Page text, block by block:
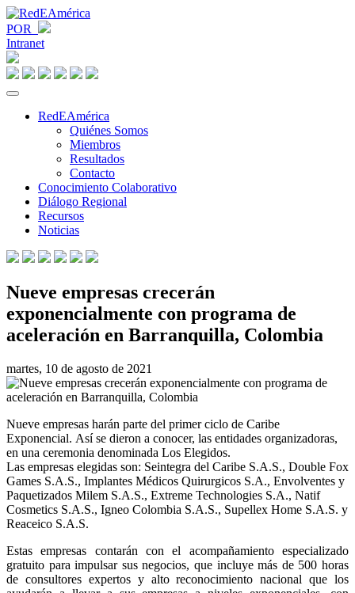
POR
Intranet
RedEAmérica
Quiénes Somos
Miembros
Resultados
Contacto
Conocimiento Colaborativo
Diálogo Regional
Recursos
Noticias
Nueve empresas crecerán
exponencialmente con programa de
aceleración en Barranquilla, Colombia
martes, 10 de agosto de 2021
Nueve empresas harán parte del primer ciclo de Caribe
Exponencial. Así se dieron a conocer, las entidades organizadoras,
en una ceremonia denominada Los Elegidos.
Las empresas elegidas son: Seintegra del Caribe S.A.S., Double Fox
Games S.A.S., Implantes Médicos Quirurgicos S.A., Envolventes y
Paquetizados Milem S.A.S., Extreme Technologies S.A., Natif
Cosmetics S.A.S., Igneo Colombia S.A.S., Supellex Home S.A.S. y
Reaceico S.A.S.
Estas empresas contarán con el acompañamiento especializado
gratuito para impulsar sus negocios, que incluye más de 500 horas
de consultores expertos y alto reconocimiento nacional que los